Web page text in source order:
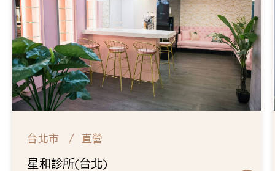
台北市 直營
仁愛星和診所